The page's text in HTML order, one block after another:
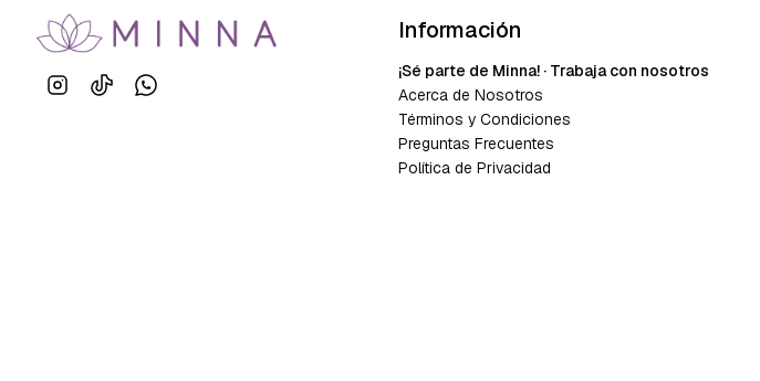
Información
¡Sé parte de Minna! · Trabaja con nosotros
Acerca de Nosotros
Términos y Condiciones
Preguntas Frecuentes
Política de Privacidad